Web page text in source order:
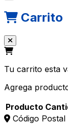
Carrito
Tu carrito esta
Agrega
Producto
Código Postal